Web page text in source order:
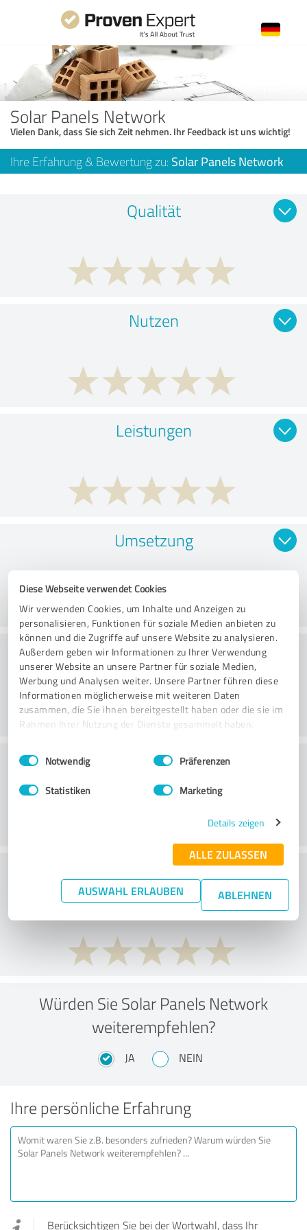
Diese Webseite verwendet Cookies
Wir verwenden Cookies, um Inhalte und Anzeigen zu
personalisieren, Funktionen für soziale Medien anbieten zu
können und die Zugriffe auf unsere Website zu analysieren.
Außerdem geben wir Informationen zu Ihrer Verwendung
unserer Website an unsere Partner für soziale Medien,
Werbung und Analysen weiter. Unsere Partner führen diese
Informationen möglicherweise mit weiteren Daten
zusammen, die Sie ihnen bereitgestellt haben oder die sie im
Rahmen Ihrer Nutzung der Dienste gesammelt haben.
Impressum Datenschutzbestimmungen
Einwilligungsauswahl
Notwendig Präferenzen
Statistiken Marketing
Details zeigen
ALLE ZULASSEN
AUSWAHL ERLAUBEN ABLEHNEN
Solar Panels Network
Vielen Dank, dass Sie sich Zeit nehmen. Ihr Feedback ist uns wichtig!
Ihre Erfahrung & Bewertung zu: Solar Panels Network
Qualität
Nutzen
Leistungen
Umsetzung
Beratung
Kundenservice
Wie beurteilen Sie das
Preis-/Leistungsverhältnis?
Würden Sie Solar Panels Network
weiterempfehlen?
JA NEIN
Ihre persönliche Erfahrung
Berücksichtigen Sie bei der Wortwahl, dass Ihr